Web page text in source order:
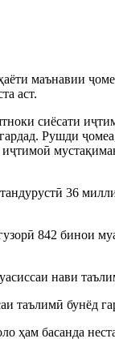
маънавии
аст.
сиёсати
Рушди
36
842 бинои
нави
таълимӣ бунёд
ҳам басанда